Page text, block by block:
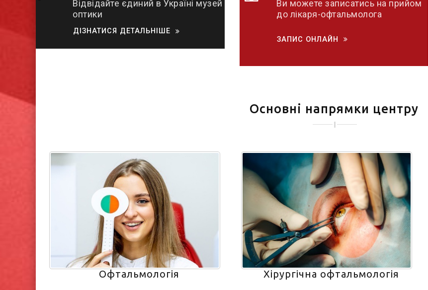
Відвідайте єдиний в Україні музей
оптики
ДІЗНАТИСЯ ДЕТАЛЬНІШЕ
Ви можете записатись на прийом
до лікаря-офтальмолога
ЗАПИС ОНЛАЙН
Основні напрямки центру
Офтальмологія Хірургічна офтальмологія